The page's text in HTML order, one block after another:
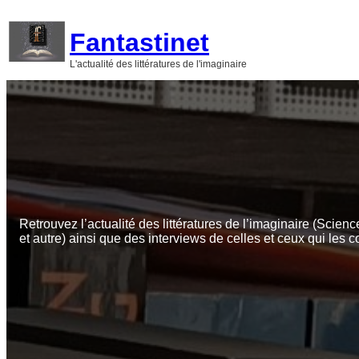
contenu
Fantastinet
L'actualité des littératures de l'imaginaire
Retrouvez l’actualité des littératures de l’imaginaire
et autre) ainsi que des interviews de celles et ceux qui les